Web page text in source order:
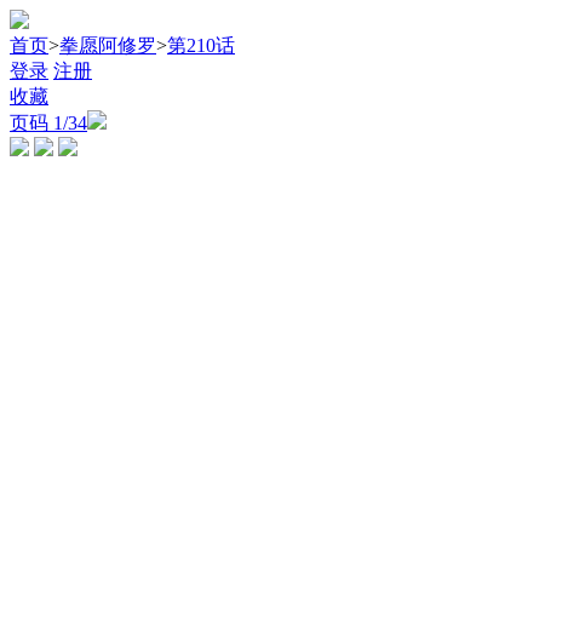
首页>拳愿阿修罗>第210话
登录 注册
收藏
页码 1/34